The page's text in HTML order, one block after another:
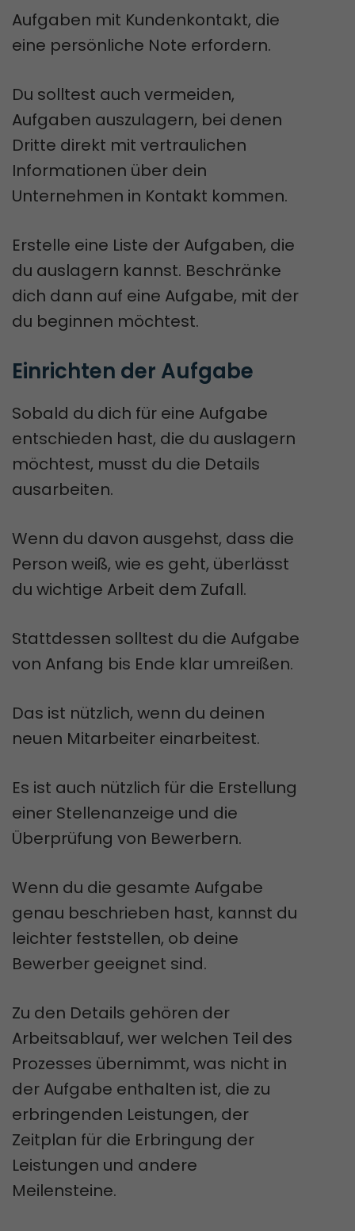
Aufgaben mit Kundenkontakt, die
eine persönliche Note erfordern.
Du solltest auch vermeiden,
Aufgaben auszulagern, bei denen
Dritte direkt mit vertraulichen
Informationen über dein
Unternehmen in Kontakt kommen.
Erstelle eine Liste der Aufgaben, die
du auslagern kannst. Beschränke
dich dann auf eine Aufgabe, mit der
du beginnen möchtest.
Einrichten der Aufgabe
Sobald du dich für eine Aufgabe
entschieden hast, die du auslagern
möchtest, musst du die Details
ausarbeiten.
Wenn du davon ausgehst, dass die
Person weiß, wie es geht, überlässt
du wichtige Arbeit dem Zufall.
Stattdessen solltest du die Aufgabe
von Anfang bis Ende klar umreißen.
Das ist nützlich, wenn du deinen
neuen Mitarbeiter einarbeitest.
Es ist auch nützlich für die Erstellung
einer Stellenanzeige und die
Überprüfung von Bewerbern.
Wenn du die gesamte Aufgabe
genau beschrieben hast, kannst du
leichter feststellen, ob deine
Bewerber geeignet sind.
Zu den Details gehören der
Arbeitsablauf, wer welchen Teil des
Prozesses übernimmt, was nicht in
der Aufgabe enthalten ist, die zu
erbringenden Leistungen, der
Zeitplan für die Erbringung der
Leistungen und andere
Meilensteine.